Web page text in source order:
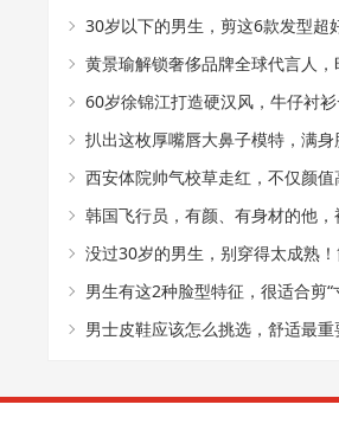
帅气
30岁以下的男生，剪这6款发型超
光又帅气
黄景瑜解锁奢侈品牌全球代言人
力真好
60岁徐锦江打造硬汉风，牛仔衬
时髦
扒出这枚厚嘴唇大鼻子模特，满
尔蒙爆棚
西安体院帅气校草走红，不仅颜值
好，还是国家级田径运动员
韩国飞行员，有颜、有身材的他，
十年一见的神颜”
没过30岁的男生，别穿得太成熟
的T恤搭配，帅气又减龄
男生有这2种脸型特征，很适合剪“
型，阳光又帅气
男士皮鞋应该怎么挑选，舒适最重